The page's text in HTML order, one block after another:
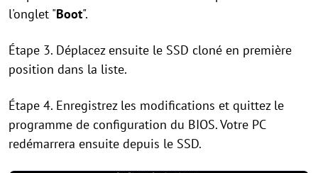
l'onglet "Boot".
Étape 3. Déplacez ensuite le SSD cloné en première
position dans la liste.
Étape 4. Enregistrez les modifications et quittez le
programme de configuration du BIOS. Votre PC
redémarrera ensuite depuis le SSD.